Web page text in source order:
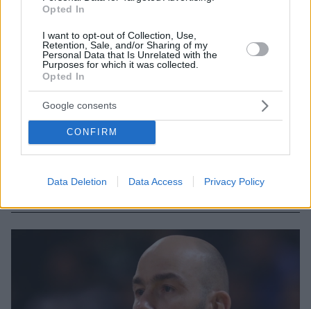
Opted In
I want to opt-out of Collection, Use,
Retention, Sale, and/or Sharing of my
Personal Data that Is Unrelated with the
Purposes for which it was collected.
Opted In
Google consents
CONFIRM
Data Deletion Data Access Privacy Policy
Σπανούλης: Είμαι περήφανος για τη δουλειά των
παικτών και τις νίκες που πήραμε
ικανοποιημένος από την εικόνα της ομάδας του στο
30.11.2025, 21:39